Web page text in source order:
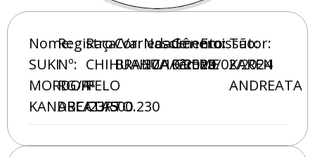
Nome:
SUKI
MORDOFF
KANDREATAS
Registro
Nº:
RG/A-
ABC/23/500.230
Raça/Variedade:
CHIHUAHUA
PELO
CURTO
Cor:
BRANCA/CREME
Nascimento:
27/10/2023
Gênero:
Fêmea
Emissão:
20/02/2024
Tutor:
KAREN
ANDREATA